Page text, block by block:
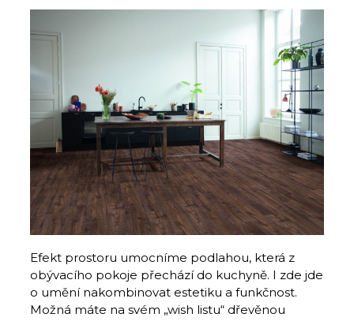
Efekt prostoru umocníme podlahou, která z
obývacího pokoje přechází do kuchyně. I zde jde
o umění nakombinovat estetiku a funkčnost.
Možná máte na svém „wish listu“ dřevěnou